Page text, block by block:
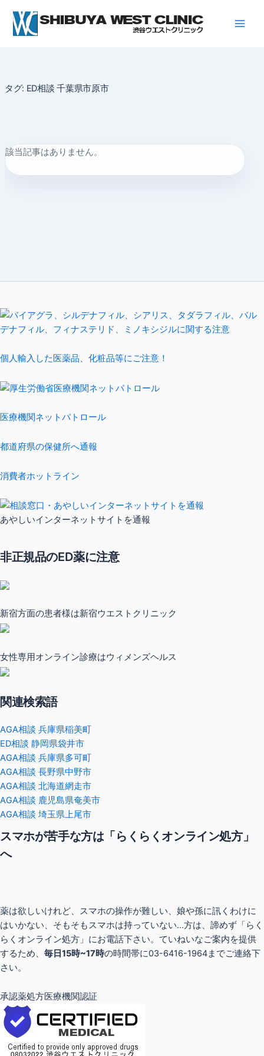
プタグ: ED相談 千葉県市原市
該当記事はありません。
個人輸入した医薬品、化粧品等にご注意！
医療機関ネットパトロール
都道府県の保健所へ通報
消費者ホットライン
あやしいインターネットサイトを通報
非正規品のED薬に注意
新宿方面の患者様は新宿ウエストクリニック
女性専用オンライン診療はウィメンズヘルス
関連検索語
AGA相談 兵庫県稲美町
ED相談 静岡県袋井市
AGA相談 兵庫県多可町
AGA相談 長野県中野市
AGA相談 北海道網走市
AGA相談 鹿児島県奄美市
AGA相談 埼玉県上尾市
スマホが苦手な方は「らくらくオンライン処方」
へ
薬は欲しいけれど、スマホの操作が難しい、娘や孫に訊くわけに
はいかない、そもそもスマホは持っていない…方は、諦めず「らく
らくオンライン処方」にお電話下さい。ていねいなご案内を提供
するため、 毎日15時~17時の時間帯に03-6416-1964までご連絡下
さい。
承認薬処方医療機関認証